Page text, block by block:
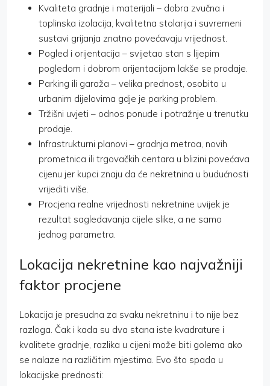
Kvaliteta gradnje i materijali – dobra zvučna i
toplinska izolacija, kvalitetna stolarija i suvremeni
sustavi grijanja znatno povećavaju vrijednost.
Pogled i orijentacija – svijetao stan s lijepim
pogledom i dobrom orijentacijom lakše se prodaje.
Parking ili garaža – velika prednost, osobito u
urbanim dijelovima gdje je parking problem.
Tržišni uvjeti – odnos ponude i potražnje u trenutku
prodaje.
Infrastrukturni planovi – gradnja metroa, novih
prometnica ili trgovačkih centara u blizini povećava
cijenu jer kupci znaju da će nekretnina u budućnosti
vrijediti više.
Procjena realne vrijednosti nekretnine uvijek je
rezultat sagledavanja cijele slike, a ne samo
jednog parametra.
Lokacija nekretnine kao najvažniji
faktor procjene
Lokacija je presudna za svaku nekretninu i to nije bez
razloga. Čak i kada su dva stana iste kvadrature i
kvalitete gradnje, razlika u cijeni može biti golema ako
se nalaze na različitim mjestima. Evo što spada u
lokacijske prednosti: